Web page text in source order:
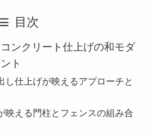
目次
ンクリート仕上げの和モダ
ト
し仕上げが映えるアプローチと
映える門柱とフェンスの組み合